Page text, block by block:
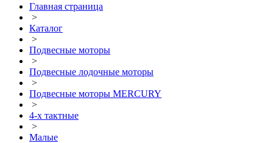
Главная страница
>
Каталог
>
Подвесные моторы
>
Подвесные лодочные моторы
>
Подвесные моторы MERCURY
>
4-х тактные
>
Малые